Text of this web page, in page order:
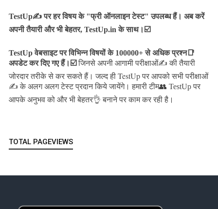
TestUp✍️ पर हर विषय के "फ्री ऑनलाइन टेस्ट" उपलब्ध हैं। अब करें
अपनी तैयारी और भी बेहतर, TestUp.in के साथ।☑️
TestUp वेबसाइट पर विभिन्न विषयों के 100000+ से अधिक प्रश्न📑
अपडेट कर दिए गए हैं। ☑️ जिनसे अपनी आगामी परीक्षाओं✍️ की तैयारी
जोरदार तरीके से कर सकते हैं।जल्द ही TestUp पर आपको सभी परीक्षाओं
✍️ के अलग अलग टेस्ट प्रदान किये जायेंगे। हमारी टीम👥 TestUp पर
आपके अनुभव को और भी बेहतर👌 बनाने पर काम कर रही है।
TOTAL PAGEVIEWS